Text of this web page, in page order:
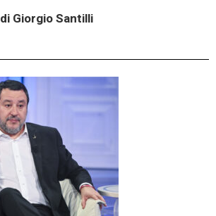
di Giorgio Santilli